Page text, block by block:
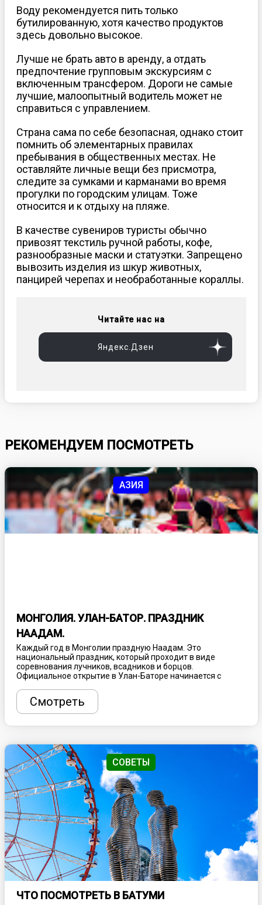
Воду рекомендуется пить только
бутилированную, хотя качество продуктов
здесь довольно высокое.
Лучше не брать авто в аренду, а отдать
предпочтение групповым экскурсиям с
включенным трансфером. Дороги не самые
лучшие, малоопытный водитель может не
справиться с управлением.
Страна сама по себе безопасная, однако стоит
помнить об элементарных правилах
пребывания в общественных местах. Не
оставляйте личные вещи без присмотра,
следите за сумками и карманами во время
прогулки по городским улицам. Тоже
относится и к отдыху на пляже.
В качестве сувениров туристы обычно
привозят текстиль ручной работы, кофе,
разнообразные маски и статуэтки. Запрещено
вывозить изделия из шкур животных,
панцирей черепах и необработанные кораллы.
Читайте нас на
Яндекс.Дзен
РЕКОМЕНДУЕМ ПОСМОТРЕТЬ
АЗИЯ
МОНГОЛИЯ. УЛАН-БАТОР. ПРАЗДНИК
НААДАМ.
Каждый год в Монголии праздную Наадам. Это
национальный праздник, который проходит в виде
соревнования лучников, всадников и борцов.
Официальное открытие в Улан-Баторе начинается с
начинаются сами соревнования, которые проходят по
олимпийской системе. Праздничные мероприятия
проходят на все территории страны.
Смотреть
СОВЕТЫ
ЧТО ПОСМОТРЕТЬ В БАТУМИ